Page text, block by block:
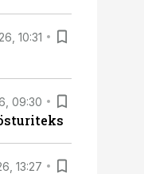
10:31
09:30
13:27